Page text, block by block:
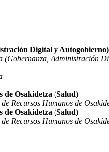
Digital y Autogobierno)
(Gobernanza, Administración
de Osakidetza (Salud)
Recursos Humanos de
de Osakidetza (Salud)
Recursos Humanos de